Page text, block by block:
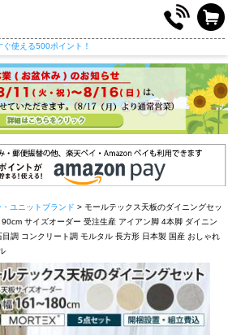
ぐ使える500ポイント！
・ユニットブランド > モールテックス天板のダイニングセッ
サイズオーダー 受注生産 アイアン脚 4本脚 ダイニン
調 コンクリート調 モルタル 長方形 日本製 国産 おしゃれ